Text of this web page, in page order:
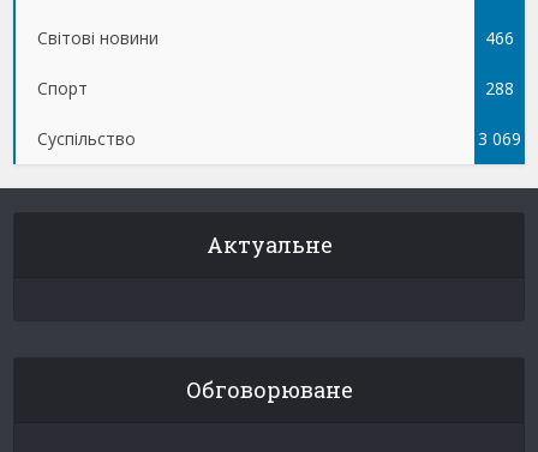
Світові новини 466
Спорт 288
Суспільство 3 069
Актуальне
Обговорюване